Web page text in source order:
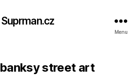
Suprman.cz
Menu
banksy street art